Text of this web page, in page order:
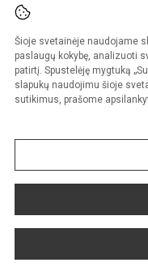
Šioje svetainėje naudojame
paslaugų kokybę, analizuoti
patirtį. Spustelėję mygtuką
slapukų naudojimu šioje
sutikimus, prašome
© 2024. Šiaulių Centro
Kopijuoti turinį be raštiško
Prieinamumo
Sumanus būdas